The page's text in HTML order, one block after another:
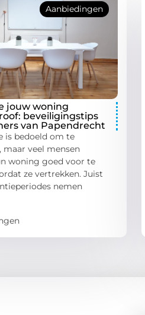
Aanbiedingen
jouw woning
beveiligingstips
van Papendrecht
is bedoeld om te
maar veel mensen
woning goed voor te
ze vertrekken. Juist
nemen